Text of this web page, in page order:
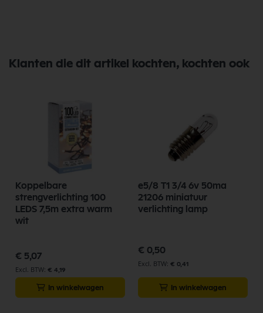
Klanten die dit artikel kochten, kochten ook
Koppelbare
strengverlichting 100
LEDS 7,5m extra warm
wit
€ 5,07
€ 4,19
In winkelwagen
e5/8 T1 3/4 6v 50ma
21206 miniatuur
verlichting lamp
€ 0,50
€ 0,41
In winkelwagen